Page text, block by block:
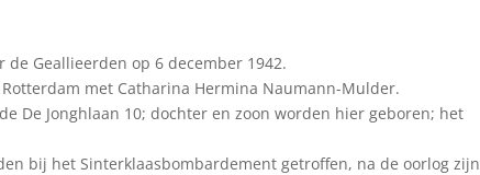
Geallieerden op 6 december 1942.
met Catharina Hermina Naumann-Mulder.
De Jonghlaan 10; dochter en zoon worden hier geboren; het
bij het Sinterklaasbombardement getroffen, na de oorlog zijn